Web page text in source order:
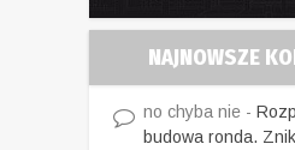
NAJNOWSZE
no chyba nie -
budowa ronda.